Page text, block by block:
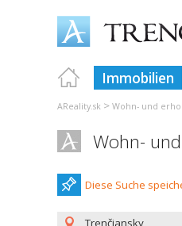
Immobilien
AReality.sk > Wohn- und
Wohn-
Diese Suche
Trenčiansky